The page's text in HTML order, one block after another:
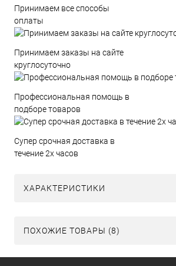
Принимаем все способы
оплаты
Принимаем заказы на сайте
круглосуточно
Профессиональная помощь в
подборе товаров
Супер срочная доставка в
течение 2х часов
ХАРАКТЕРИСТИКИ
ПОХОЖИЕ ТОВАРЫ (8)